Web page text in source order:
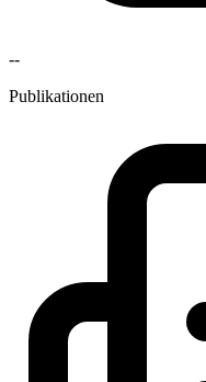
--
Publikationen